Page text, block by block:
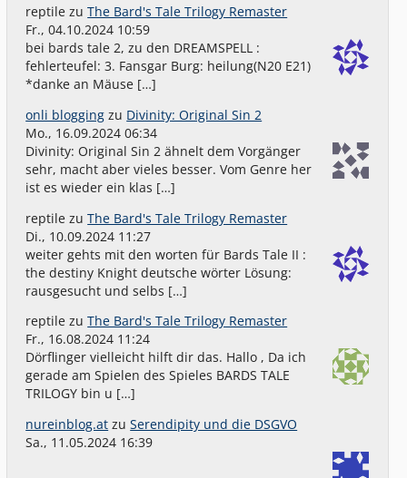
reptile zuThe Bard's Tale Trilogy Remaster
Fr., 04.10.2024 10:59
bei bards tale 2, zu den DREAMSPELL :
fehlerteufel: 3. Fansgar Burg: heilung(N20 E21)
*danke an Mäuse […]
onli blogging zu Divinity: Original Sin 2
Mo., 16.09.2024 06:34
Divinity: Original Sin 2 ähnelt dem Vorgänger
sehr, macht aber vieles besser. Vom Genre her
ist es wieder ein klas […]
reptile zuThe Bard's Tale Trilogy Remaster
Di., 10.09.2024 11:27
weiter gehts mit den worten für Bards Tale II :
the destiny Knight deutsche wörter Lösung:
rausgesucht und selbs […]
reptile zuThe Bard's Tale Trilogy Remaster
Fr., 16.08.2024 11:24
Dörflinger vielleicht hilft dir das. Hallo , Da ich
gerade am Spielen des Spieles BARDS TALE
TRILOGY bin u […]
nureinblog.at zuSerendipity und die DSGVO
Sa., 11.05.2024 16:39